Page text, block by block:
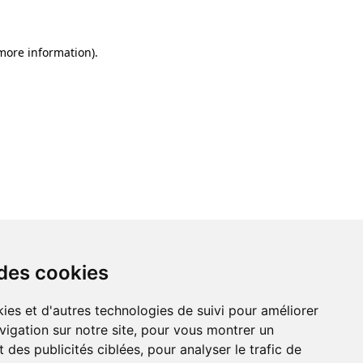
cookies
et d'autres technologies de suivi pour améliorer
sur notre site, pour vous montrer un
des publicités ciblées, pour analyser le trafic de
information).